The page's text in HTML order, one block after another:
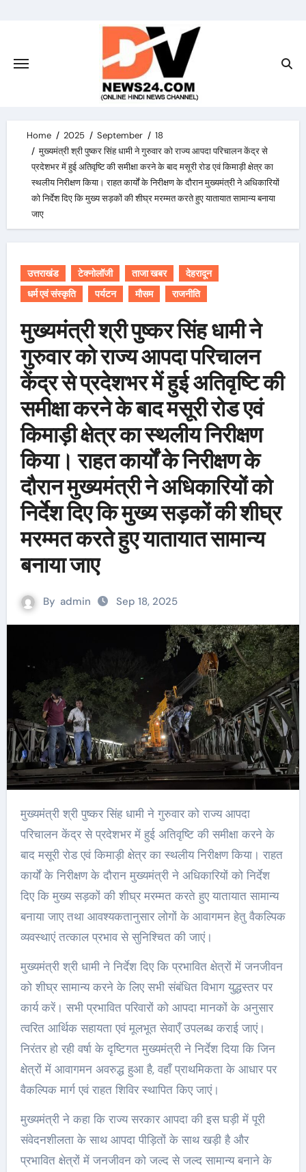
Home 2025 September
18
मुख्यमंत्री श्री पुष्कर सिंह धामी ने गुरुवार को राज्य आपदा परिचालन केंद्र से
प्रदेशभर में हुई अतिवृष्टि की समीक्षा करने के बाद मसूरी रोड एवं किमाड़ी क्षेत्र का
स्थलीय निरीक्षण किया। राहत कार्यों के निरीक्षण के दौरान मुख्यमंत्री ने अधिकारियों
को निर्देश दिए कि मुख्य सड़कों की शीघ्र मरम्मत करते हुए यातायात सामान्य बनाया
जाए
उत्तराखंड टेक्नोलॉजी ताजा खबर
देहरादून
धर्म एवं संस्कृति
पर्यटन मौसम राजनीति
मुख्यमंत्री श्री पुष्कर सिंह धामी ने
गुरुवार को राज्य आपदा परिचालन
केंद्र से प्रदेशभर में हुई अतिवृष्टि की
समीक्षा करने के बाद मसूरी रोड एवं
किमाड़ी क्षेत्र का स्थलीय निरीक्षण
किया। राहत कार्यों के निरीक्षण के
दौरान मुख्यमंत्री ने अधिकारियों को
निर्देश दिए कि मुख्य सड़कों की शीघ्र
मरम्मत करते हुए यातायात सामान्य
बनाया जाए
By admin Sep 18, 2025
मुख्यमंत्री श्री पुष्कर सिंह धामी ने गुरुवार को राज्य आपदा
परिचालन केंद्र से प्रदेशभर में हुई अतिवृष्टि की समीक्षा करने के
बाद मसूरी रोड एवं किमाड़ी क्षेत्र का स्थलीय निरीक्षण किया। राहत
कार्यों के निरीक्षण के दौरान मुख्यमंत्री ने अधिकारियों को निर्देश
दिए कि मुख्य सड़कों की शीघ्र मरम्मत करते हुए यातायात सामान्य
बनाया जाए तथा आवश्यकतानुसार लोगों के आवागमन हेतु वैकल्पिक
व्यवस्थाएं तत्काल प्रभाव से सुनिश्चित की जाएं।
मुख्यमंत्री श्री धामी ने निर्देश दिए कि प्रभावित क्षेत्रों में जनजीवन
को शीघ्र सामान्य करने के लिए सभी संबंधित विभाग युद्धस्तर पर
कार्य करें। सभी प्रभावित परिवारों को आपदा मानकों के अनुसार
त्वरित आर्थिक सहायता एवं मूलभूत सेवाएँ उपलब्ध कराई जाएं।
निरंतर हो रही वर्षा के दृष्टिगत मुख्यमंत्री ने निर्देश दिया कि जिन
क्षेत्रों में आवागमन अवरुद्ध हुआ है, वहाँ प्राथमिकता के आधार पर
वैकल्पिक मार्ग एवं राहत शिविर स्थापित किए जाएं।
मुख्यमंत्री ने कहा कि राज्य सरकार आपदा की इस घड़ी में पूरी
संवेदनशीलता के साथ आपदा पीड़ितों के साथ खड़ी है और
प्रभावित क्षेत्रों में जनजीवन को जल्द से जल्द सामान्य बनाने के